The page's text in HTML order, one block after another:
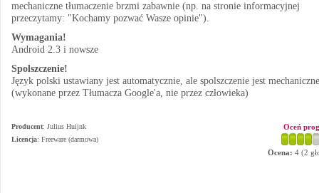
mechaniczne tłumaczenie brzmi zabawnie (np. na stronie informacyjnej
przeczytamy: "Kochamy pozwać Wasze opinie").
Wymagania!
Android 2.3 i nowsze
Spolszczenie!
Język polski ustawiany jest automatycznie, ale spolszczenie jest mechaniczne
(wykonane przez Tłumacza Google'a, nie przez człowieka)
Producent: Julius Huijnk
Licencja: Freeware (darmowa)
Oceń
Ocena: 4 (2